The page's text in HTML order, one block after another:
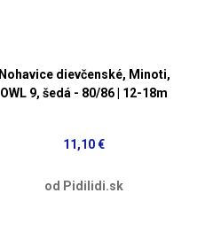
Nohavice dievčenské, Minoti,
OWL 9, šedá - 80/86 | 12-18m
11,10 €
od Pidilidi.sk